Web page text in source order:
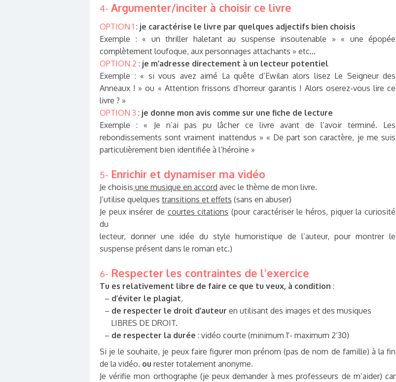
4- Argumenter/inciter à choisir ce livre
OPTION 1 : je caractérise le livre par quelques adjectifs bien choisis
Exemple : « un thriller haletant au suspense insoutenable » « une épopée
complètement loufoque, aux personnages attachants » etc…
OPTION 2 : je m’adresse directement à un lecteur potentiel
Exemple : « si vous avez aimé La quête d’Ewilan alors lisez Le Seigneur des
Anneaux ! » ou « Attention frissons d’horreur garantis ! Alors oserez-vous lire ce
livre ? »
OPTION 3 : je donne mon avis comme sur une fiche de lecture
Exemple : « Je n’ai pas pu lâcher ce livre avant de l’avoir terminé. Les
rebondissements sont vraiment inattendus » « De part son caractère, je me suis
particulièrement bien identifiée à l’héroïne »
5- Enrichir et dynamiser ma vidéo
Je choisis une musique en accord avec le thème de mon livre.
J’utilise quelques transitions et effets (sans en abuser)
Je peux insérer de courtes citations (pour caractériser le héros, piquer la curiosité
du
lecteur, donner une idée du style humoristique de l’auteur, pour montrer le
suspense présent dans le roman etc.)
6- Respecter les contraintes de l’exercice
Tu es relativement libre de faire ce que tu veux, à condition :
– d’éviter le plagiat,
– de respecter le droit d’auteur en utilisant des images et des musiques
LIBRES DE DROIT.
– de respecter la durée : vidéo courte (minimum 1′- maximum 2’30)
Si je le souhaite, je peux faire figurer mon prénom (pas de nom de famille) à la fin
de la vidéo. ou rester totalement anonyme.
Je vérifie mon orthographe (je peux demander à mes professeurs de m’aider) car